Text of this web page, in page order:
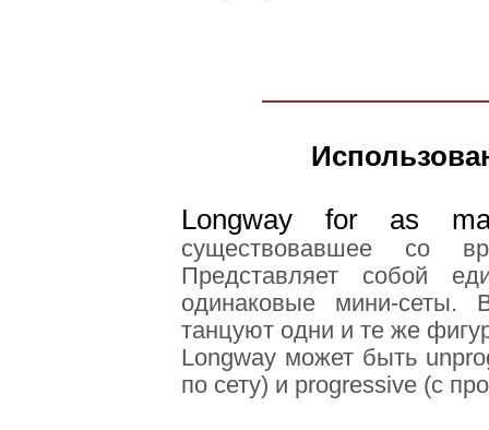
Longway for as
существовавшее со
Представляет собой
одинаковые мини-сеты.
танцуют одни и те же
Longway может быть
по сету) и progressive (с